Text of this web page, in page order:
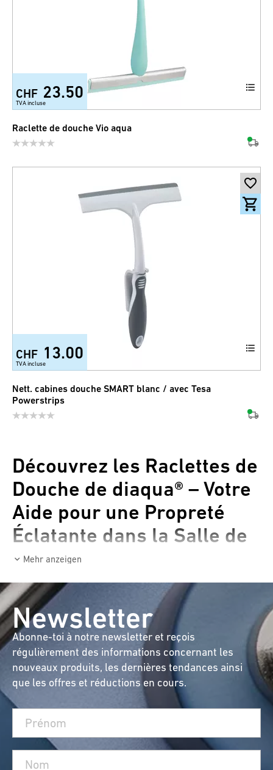
CHF 23.50
TVA incluse
Raclette de douche Vio aqua
CHF 13.00
TVA incluse
Nett. cabines douche SMART blanc / avec Tesa
Powerstrips
Découvrez les Raclettes de
Douche de diaqua® – Votre
Aide pour une Propreté
Éclatante dans la Salle de
Bain !
Vous connaissez sûrement le problème : à
peine sorti de la douche, les miroirs et le verre
sont couverts de gouttes, laissant des taches
de calcaire. Mais cela ne doit pas être le cas !
Avec la raclette de douche de diaqua®, votre
salle de bain brillera en un rien de temps.
Le Héros Éclatant de la
Salle de Bain : Raclette de
Douche avec Support
Mehr anzeigen
Newsletter
Abonne-toi à notre newsletter et reçois
régulièrement des informations concernant les
nouveaux produits, les dernières tendances ainsi
que les offres et réductions en cours.